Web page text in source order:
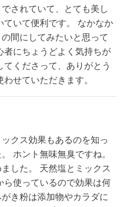
されていて、とても美し
いて便利です。
なかなか
間にしてみたいと思って
者にちょうどよく気持ちが
くださって、ありがとう
せていただきます。
クス効果もあるのを知っ
ホント無味無臭ですね。
した。
天然塩とミックス
ら使っているので効果は何
き粉は添加物やカラダに